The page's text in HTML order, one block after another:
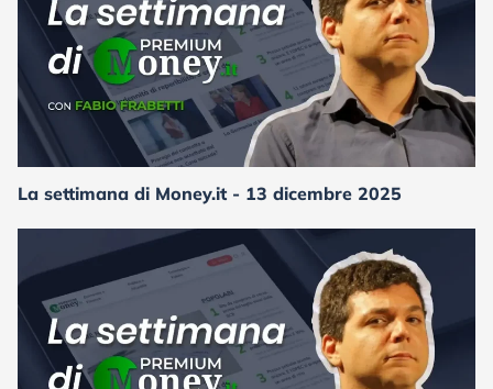
La settimana di Money.it - 13 dicembre 2025